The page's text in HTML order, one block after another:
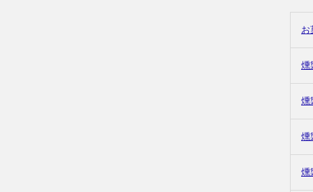
お
燻
燻
燻
燻